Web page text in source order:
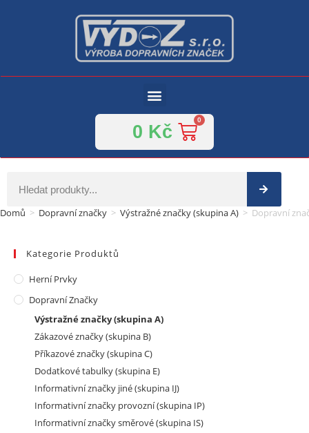
0 Kč
Domů > Dopravní značky > Výstražné značky (skupina A) > Dopravní
Kategorie Produktů
Herní Prvky
Dopravní Značky
Výstražné značky (skupina A)
Zákazové značky (skupina B)
Příkazové značky (skupina C)
Dodatkové tabulky (skupina E)
Informativní značky jiné (skupina IJ)
Informativní značky provozní (skupina IP)
Informativní značky směrové (skupina IS)